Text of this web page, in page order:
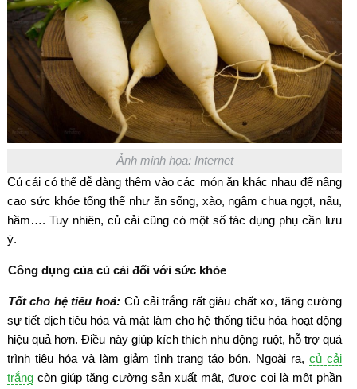
Ảnh minh họa: Internet
Củ cải có thể dễ dàng thêm vào các món ăn khác nhau để nâng
cao sức khỏe tổng thể như ăn sống, xào, ngâm chua ngọt, nấu,
hầm…. Tuy nhiên, củ cải cũng có một số tác dụng phụ cần lưu
ý.
Công dụng của củ cải đối với sức khỏe
Tốt cho hệ tiêu hoá: Củ cải trắng rất giàu chất xơ, tăng cường
sự tiết dịch tiêu hóa và mật làm cho hệ thống tiêu hóa hoạt động
hiệu quả hơn. Điều này giúp kích thích nhu động ruột, hỗ trợ quá
trình tiêu hóa và làm giảm tình trạng táo bón. Ngoài ra,củ cải
trắng còn giúp tăng cường sản xuất mật, được coi là một phần